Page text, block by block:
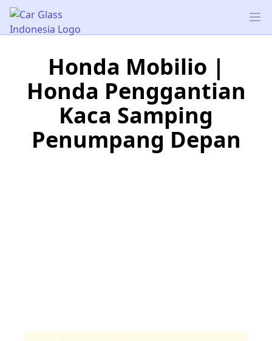
Car Glass Indonesia
Honda Mobilio |
Honda Penggantian
Kaca Samping
Penumpang Depan